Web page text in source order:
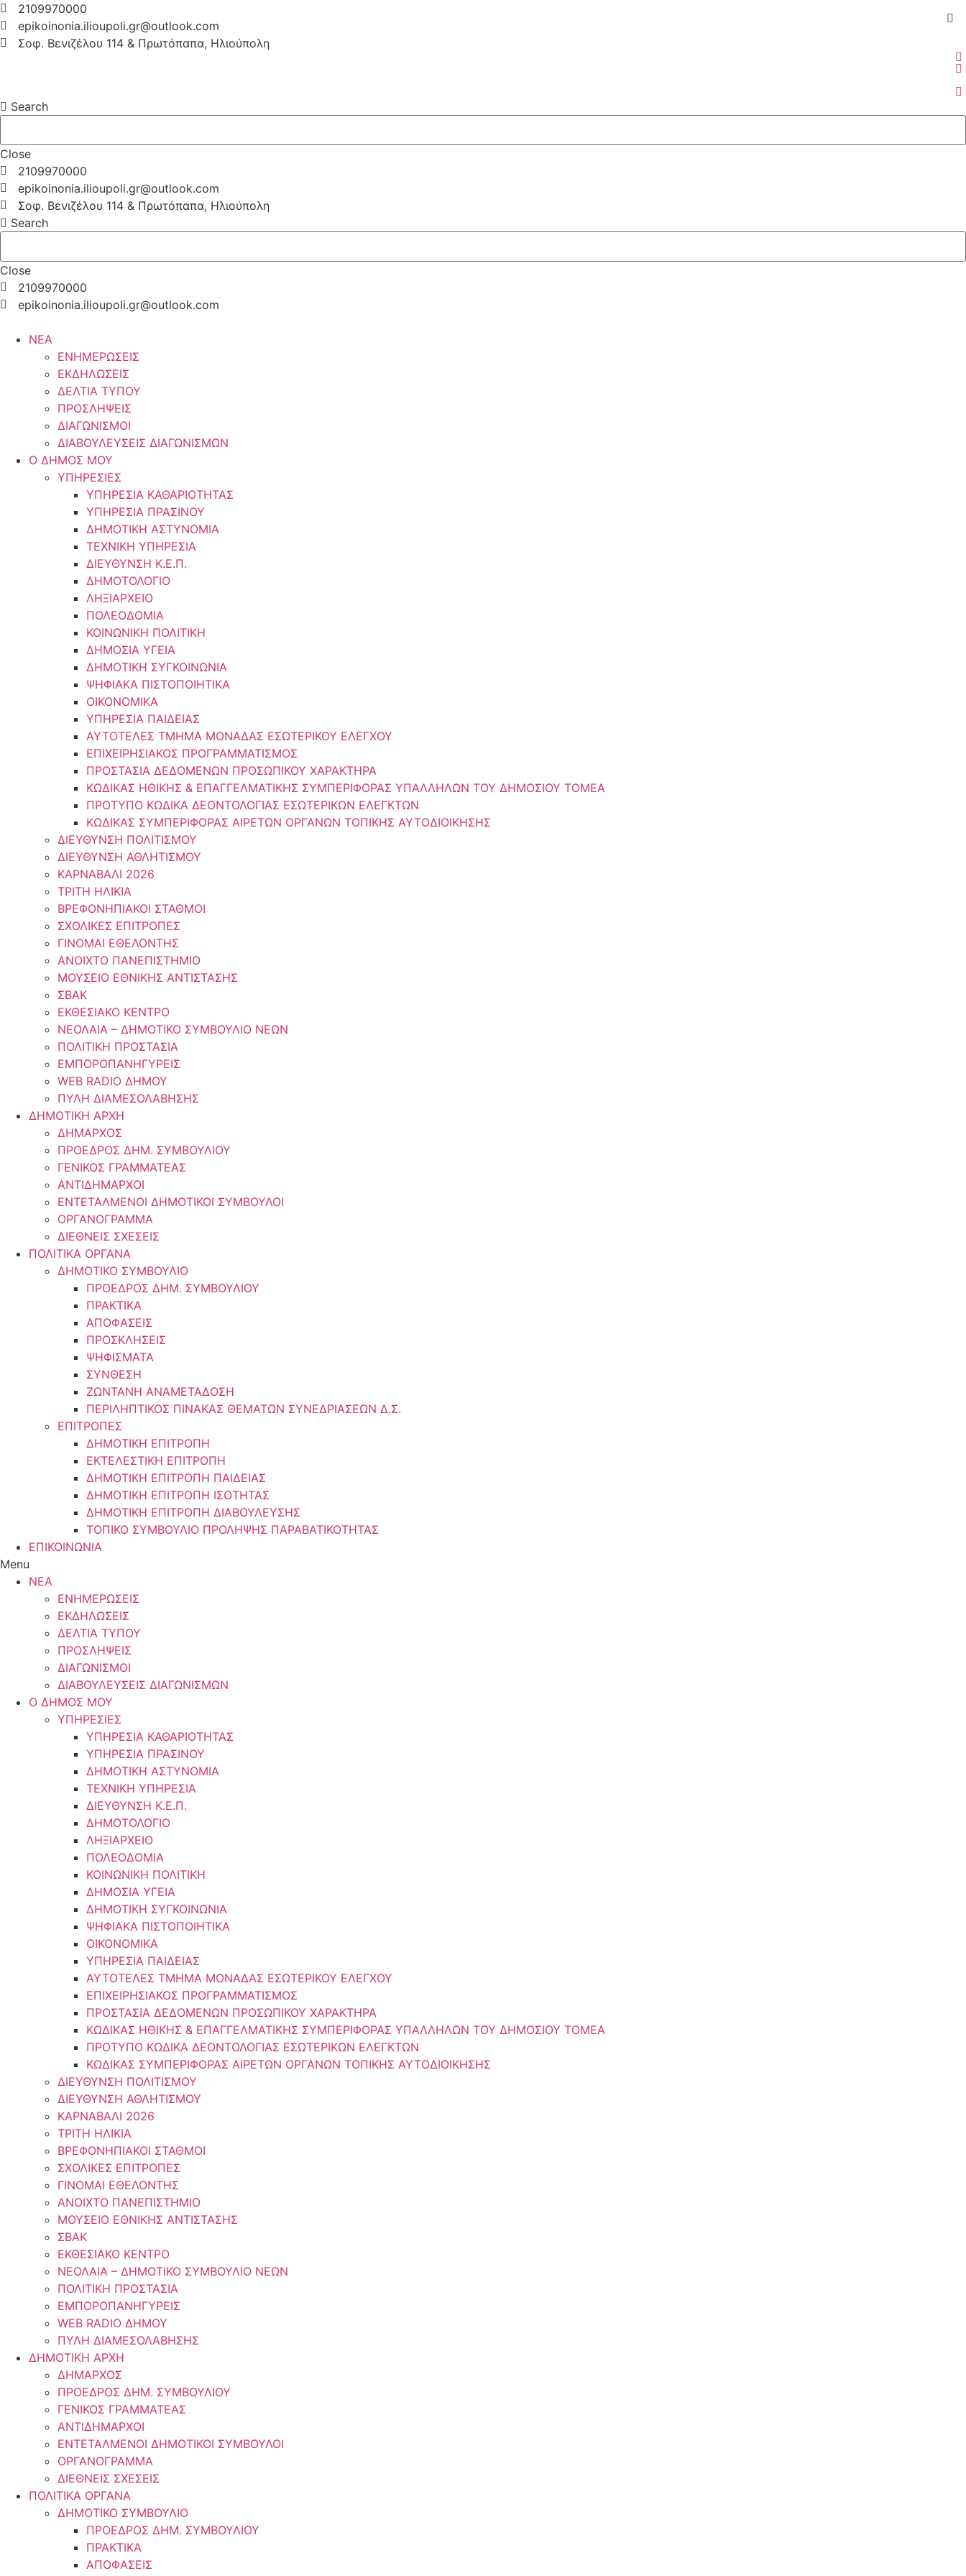
2109970000
epikoinonia.ilioupoli.gr@outlook.com
Σοφ. Βενιζέλου 114 & Πρωτόπαπα, Ηλιούπολη
Search
Close
2109970000
epikoinonia.ilioupoli.gr@outlook.com
Σοφ. Βενιζέλου 114 & Πρωτόπαπα, Ηλιούπολη
Search
Close
2109970000
epikoinonia.ilioupoli.gr@outlook.com
ΝΕΑ
ΕΝΗΜΕΡΩΣΕΙΣ
ΕΚΔΗΛΩΣΕΙΣ
ΔΕΛΤΙΑ ΤΥΠΟΥ
ΠΡΟΣΛΗΨΕΙΣ
ΔΙΑΓΩΝΙΣΜΟΙ
ΔΙΑΒΟΥΛΕΥΣΕΙΣ ΔΙΑΓΩΝΙΣΜΩΝ
Ο ΔΗΜΟΣ ΜΟΥ
ΥΠΗΡΕΣΙΕΣ
ΥΠΗΡΕΣΙΑ ΚΑΘΑΡΙΟΤΗΤΑΣ
ΥΠΗΡΕΣΙΑ ΠΡΑΣΙΝΟΥ
ΔΗΜΟΤΙΚΗ ΑΣΤΥΝΟΜΙΑ
ΤΕΧΝΙΚΗ ΥΠΗΡΕΣΙΑ
ΔΙΕΥΘΥΝΣΗ Κ.Ε.Π.
ΔΗΜΟΤΟΛΟΓΙΟ
ΛΗΞΙΑΡΧΕΙΟ
ΠΟΛΕΟΔΟΜΙΑ
ΚΟΙΝΩΝΙΚΗ ΠΟΛΙΤΙΚΗ
ΔΗΜΟΣΙΑ ΥΓΕΙΑ
ΔΗΜΟΤΙΚΗ ΣΥΓΚΟΙΝΩΝΙΑ
ΨΗΦΙΑΚΑ ΠΙΣΤΟΠΟΙΗΤΙΚΑ
ΟΙΚΟΝΟΜΙΚΑ
ΥΠΗΡΕΣΙΑ ΠΑΙΔΕΙΑΣ
ΑΥΤΟΤΕΛΕΣ ΤΜΗΜΑ ΜΟΝΑΔΑΣ ΕΣΩΤΕΡΙΚΟΥ ΕΛΕΓΧΟΥ
ΕΠΙΧΕΙΡΗΣΙΑΚΟΣ ΠΡΟΓΡΑΜΜΑΤΙΣΜΟΣ
ΠΡΟΣΤΑΣΙΑ ΔΕΔΟΜΕΝΩΝ ΠΡΟΣΩΠΙΚΟΥ ΧΑΡΑΚΤΗΡΑ
ΚΩΔΙΚΑΣ ΗΘΙΚΗΣ & ΕΠΑΓΓΕΛΜΑΤΙΚΗΣ ΣΥΜΠΕΡΙΦΟΡΑΣ ΥΠΑΛΛΗΛΩΝ ΤΟΥ ΔΗΜΟΣΙΟΥ ΤΟΜΕΑ
ΠΡΟΤΥΠΟ ΚΩΔΙΚΑ ΔΕΟΝΤΟΛΟΓΙΑΣ ΕΣΩΤΕΡΙΚΩΝ ΕΛΕΓΚΤΩΝ
ΚΩΔΙΚΑΣ ΣΥΜΠΕΡΙΦΟΡΑΣ ΑΙΡΕΤΩΝ ΟΡΓΑΝΩΝ ΤΟΠΙΚΗΣ ΑΥΤΟΔΙΟΙΚΗΣΗΣ
ΔΙΕΥΘΥΝΣΗ ΠΟΛΙΤΙΣΜΟΥ
ΔΙΕΥΘΥΝΣΗ ΑΘΛΗΤΙΣΜΟΥ
ΚΑΡΝΑΒΑΛΙ 2026
ΤΡΙΤΗ ΗΛΙΚΙΑ
ΒΡΕΦΟΝΗΠΙΑΚΟΙ ΣΤΑΘΜΟΙ
ΣΧΟΛΙΚΕΣ ΕΠΙΤΡΟΠΕΣ
ΓΙΝΟΜΑΙ ΕΘΕΛΟΝΤΗΣ
ΑΝΟΙΧΤΟ ΠΑΝΕΠΙΣΤΗΜΙΟ
ΜΟΥΣΕΙΟ ΕΘΝΙΚΗΣ ΑΝΤΙΣΤΑΣΗΣ
ΣΒΑΚ
ΕΚΘΕΣΙΑΚΟ ΚΕΝΤΡΟ
ΝΕΟΛΑΙA – ΔΗΜΟΤΙΚΟ ΣΥΜΒΟΥΛΙΟ ΝΕΩΝ
ΠΟΛΙΤΙΚΗ ΠΡΟΣΤΑΣΙΑ
ΕΜΠΟΡΟΠΑΝΗΓΥΡΕΙΣ
WEB RADIO ΔΗΜΟΥ
ΠΥΛΗ ΔΙΑΜΕΣΟΛΑΒΗΣΗΣ
ΔΗΜΟΤΙΚΗ ΑΡΧΗ
ΔΗΜΑΡΧΟΣ
ΠΡΟΕΔΡΟΣ ΔΗΜ. ΣΥΜΒΟΥΛΙΟΥ
ΓΕΝΙΚΟΣ ΓΡΑΜΜΑΤΕΑΣ
ΑΝΤΙΔΗΜΑΡΧΟΙ
ΕΝΤΕΤΑΛΜΕΝΟΙ ΔΗΜΟΤΙΚΟΙ ΣΥΜΒΟΥΛΟΙ
ΟΡΓΑΝΟΓΡΑΜΜΑ
ΔΙΕΘΝΕΙΣ ΣΧΕΣΕΙΣ
ΠΟΛΙΤΙΚΑ ΟΡΓΑΝΑ
ΔΗΜΟΤΙΚΟ ΣΥΜΒΟΥΛΙΟ
ΠΡΟΕΔΡΟΣ ΔΗΜ. ΣΥΜΒΟΥΛΙΟΥ
ΠΡΑΚΤΙΚΑ
ΑΠΟΦΑΣΕΙΣ
ΠΡΟΣΚΛΗΣΕΙΣ
ΨΗΦΙΣΜΑΤΑ
ΣΥΝΘΕΣΗ
ΖΩΝΤΑΝΗ ΑΝΑΜΕΤΑΔΟΣΗ
ΠΕΡΙΛΗΠΤΙΚΟΣ ΠΙΝΑΚΑΣ ΘΕΜΑΤΩΝ ΣΥΝΕΔΡΙΑΣΕΩΝ Δ.Σ.
ΕΠΙΤΡΟΠΕΣ
ΔΗΜΟΤΙΚΗ ΕΠΙΤΡΟΠΗ
ΕΚΤΕΛΕΣΤΙΚΗ ΕΠΙΤΡΟΠΗ
ΔΗΜΟΤΙΚΗ ΕΠΙΤΡΟΠΗ ΠΑΙΔΕΙΑΣ
ΔΗΜΟΤΙΚΗ ΕΠΙΤΡΟΠΗ ΙΣΟΤΗΤΑΣ
ΔΗΜΟΤΙΚΗ ΕΠΙΤΡΟΠΗ ΔΙΑΒΟΥΛΕΥΣΗΣ
ΤΟΠΙΚΟ ΣΥΜΒΟΥΛΙΟ ΠΡΟΛΗΨΗΣ ΠΑΡΑΒΑΤΙΚΟΤΗΤΑΣ
ΕΠΙΚΟΙΝΩΝΙΑ
Menu
ΝΕΑ
ΕΝΗΜΕΡΩΣΕΙΣ
ΕΚΔΗΛΩΣΕΙΣ
ΔΕΛΤΙΑ ΤΥΠΟΥ
ΠΡΟΣΛΗΨΕΙΣ
ΔΙΑΓΩΝΙΣΜΟΙ
ΔΙΑΒΟΥΛΕΥΣΕΙΣ ΔΙΑΓΩΝΙΣΜΩΝ
Ο ΔΗΜΟΣ ΜΟΥ
ΥΠΗΡΕΣΙΕΣ
ΥΠΗΡΕΣΙΑ ΚΑΘΑΡΙΟΤΗΤΑΣ
ΥΠΗΡΕΣΙΑ ΠΡΑΣΙΝΟΥ
ΔΗΜΟΤΙΚΗ ΑΣΤΥΝΟΜΙΑ
ΤΕΧΝΙΚΗ ΥΠΗΡΕΣΙΑ
ΔΙΕΥΘΥΝΣΗ Κ.Ε.Π.
ΔΗΜΟΤΟΛΟΓΙΟ
ΛΗΞΙΑΡΧΕΙΟ
ΠΟΛΕΟΔΟΜΙΑ
ΚΟΙΝΩΝΙΚΗ ΠΟΛΙΤΙΚΗ
ΔΗΜΟΣΙΑ ΥΓΕΙΑ
ΔΗΜΟΤΙΚΗ ΣΥΓΚΟΙΝΩΝΙΑ
ΨΗΦΙΑΚΑ ΠΙΣΤΟΠΟΙΗΤΙΚΑ
ΟΙΚΟΝΟΜΙΚΑ
ΥΠΗΡΕΣΙΑ ΠΑΙΔΕΙΑΣ
ΑΥΤΟΤΕΛΕΣ ΤΜΗΜΑ ΜΟΝΑΔΑΣ ΕΣΩΤΕΡΙΚΟΥ ΕΛΕΓΧΟΥ
ΕΠΙΧΕΙΡΗΣΙΑΚΟΣ ΠΡΟΓΡΑΜΜΑΤΙΣΜΟΣ
ΠΡΟΣΤΑΣΙΑ ΔΕΔΟΜΕΝΩΝ ΠΡΟΣΩΠΙΚΟΥ ΧΑΡΑΚΤΗΡΑ
ΚΩΔΙΚΑΣ ΗΘΙΚΗΣ & ΕΠΑΓΓΕΛΜΑΤΙΚΗΣ ΣΥΜΠΕΡΙΦΟΡΑΣ ΥΠΑΛΛΗΛΩΝ ΤΟΥ ΔΗΜΟΣΙΟΥ ΤΟΜΕΑ
ΠΡΟΤΥΠΟ ΚΩΔΙΚΑ ΔΕΟΝΤΟΛΟΓΙΑΣ ΕΣΩΤΕΡΙΚΩΝ ΕΛΕΓΚΤΩΝ
ΚΩΔΙΚΑΣ ΣΥΜΠΕΡΙΦΟΡΑΣ ΑΙΡΕΤΩΝ ΟΡΓΑΝΩΝ ΤΟΠΙΚΗΣ ΑΥΤΟΔΙΟΙΚΗΣΗΣ
ΔΙΕΥΘΥΝΣΗ ΠΟΛΙΤΙΣΜΟΥ
ΔΙΕΥΘΥΝΣΗ ΑΘΛΗΤΙΣΜΟΥ
ΚΑΡΝΑΒΑΛΙ 2026
ΤΡΙΤΗ ΗΛΙΚΙΑ
ΒΡΕΦΟΝΗΠΙΑΚΟΙ ΣΤΑΘΜΟΙ
ΣΧΟΛΙΚΕΣ ΕΠΙΤΡΟΠΕΣ
ΓΙΝΟΜΑΙ ΕΘΕΛΟΝΤΗΣ
ΑΝΟΙΧΤΟ ΠΑΝΕΠΙΣΤΗΜΙΟ
ΜΟΥΣΕΙΟ ΕΘΝΙΚΗΣ ΑΝΤΙΣΤΑΣΗΣ
ΣΒΑΚ
ΕΚΘΕΣΙΑΚΟ ΚΕΝΤΡΟ
ΝΕΟΛΑΙA – ΔΗΜΟΤΙΚΟ ΣΥΜΒΟΥΛΙΟ ΝΕΩΝ
ΠΟΛΙΤΙΚΗ ΠΡΟΣΤΑΣΙΑ
ΕΜΠΟΡΟΠΑΝΗΓΥΡΕΙΣ
WEB RADIO ΔΗΜΟΥ
ΠΥΛΗ ΔΙΑΜΕΣΟΛΑΒΗΣΗΣ
ΔΗΜΟΤΙΚΗ ΑΡΧΗ
ΔΗΜΑΡΧΟΣ
ΠΡΟΕΔΡΟΣ ΔΗΜ. ΣΥΜΒΟΥΛΙΟΥ
ΓΕΝΙΚΟΣ ΓΡΑΜΜΑΤΕΑΣ
ΑΝΤΙΔΗΜΑΡΧΟΙ
ΕΝΤΕΤΑΛΜΕΝΟΙ ΔΗΜΟΤΙΚΟΙ ΣΥΜΒΟΥΛΟΙ
ΟΡΓΑΝΟΓΡΑΜΜΑ
ΔΙΕΘΝΕΙΣ ΣΧΕΣΕΙΣ
ΠΟΛΙΤΙΚΑ ΟΡΓΑΝΑ
ΔΗΜΟΤΙΚΟ ΣΥΜΒΟΥΛΙΟ
ΠΡΟΕΔΡΟΣ ΔΗΜ. ΣΥΜΒΟΥΛΙΟΥ
ΠΡΑΚΤΙΚΑ
ΑΠΟΦΑΣΕΙΣ